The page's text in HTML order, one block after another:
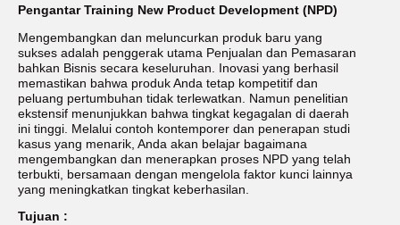
Pengantar Training New Product Development (NPD)
Mengembangkan dan meluncurkan produk baru yang
sukses adalah penggerak utama Penjualan dan Pemasaran
bahkan Bisnis secara keseluruhan. Inovasi yang berhasil
memastikan bahwa produk Anda tetap kompetitif dan
peluang pertumbuhan tidak terlewatkan. Namun penelitian
ekstensif menunjukkan bahwa tingkat kegagalan di daerah
ini tinggi. Melalui contoh kontemporer dan penerapan studi
kasus yang menarik, Anda akan belajar bagaimana
mengembangkan dan menerapkan proses NPD yang telah
terbukti, bersamaan dengan mengelola faktor kunci lainnya
yang meningkatkan tingkat keberhasilan.
Tujuan :